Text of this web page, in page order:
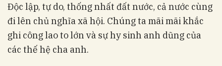
Độc lập, tự do, thống nhất đất nước, cả nước cùng
đi lên chủ nghĩa xã hội. Chúng ta mãi mãi khắc
ghi công lao to lớn và sự hy sinh anh dũng của
các thế hệ cha anh.